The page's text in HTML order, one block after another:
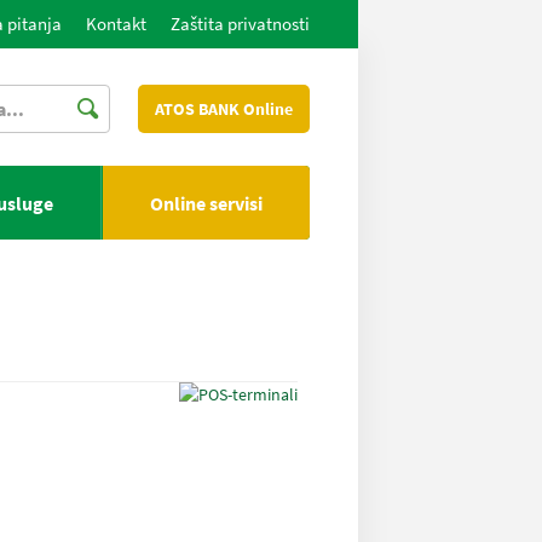
pitanja Kontakt Zaštita privatnosti
ATOS BANK Online
Online servisi